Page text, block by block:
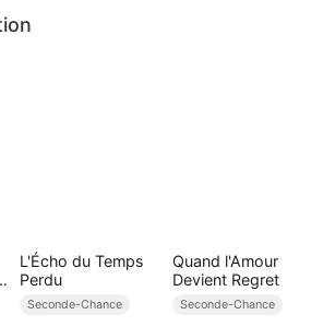
L'Écho du Temps
Perdu
Seconde-Chance
Quand l'Amour
Devient Regret
Seconde-Chance